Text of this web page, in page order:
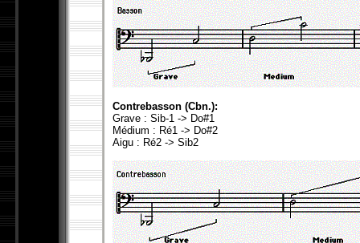
Contrebasson (Cbn.):
Grave : Sib-1 -> Do#1
Médium : Ré1 -> Do#2
Aigu : Ré2 -> Sib2